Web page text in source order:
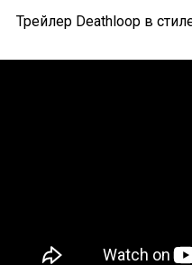
Трейлер Deathloop в